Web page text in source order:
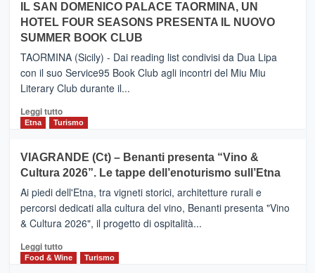
da
Neos
PIEDIMONTE
ETNEO
–
Meta
turistica
privilegiata
secondo
dati
di
Anche
la
Alcantara
nei
primi
nella
classifica
IL SAN DOMENICO PALACE TAORMINA, UN
HOTEL FOUR SEASONS PRESENTA IL NUOVO
SUMMER BOOK CLUB
TAORMINA (Sicily) - Dai reading list condivisi da Dua Lipa
con il suo Service95 Book Club agli incontri del Miu Miu
Literary Club durante il...
Leggi tuttoLeggi
di
IL
SAN
DOMENICO
PALACE
TAORMINA,
UN
HOTEL
FOUR
Etna Turismo
VIAGRANDE (Ct) – Benanti presenta “Vino &
Cultura 2026”. Le tappe dell’enoturismo sull’Etna
Ai piedi dell'Etna, tra vigneti storici, architetture rurali e
percorsi dedicati alla cultura del vino, Benanti presenta "Vino
& Cultura 2026", il progetto di ospitalità...
Leggi tuttoLeggi
di
Food & Wine Turismo